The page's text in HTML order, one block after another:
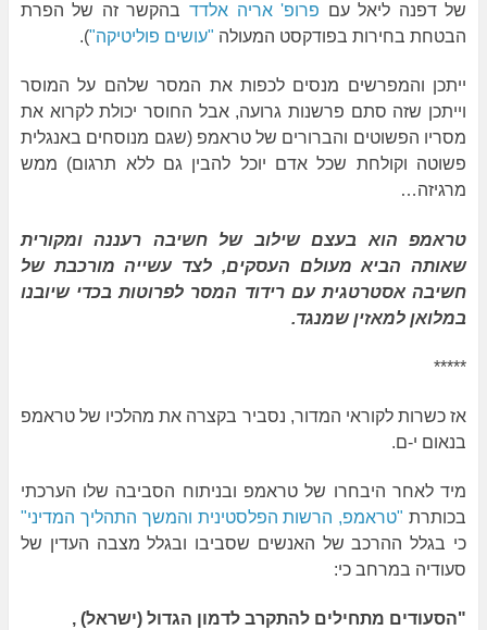
של דפנה ליאל עם פרופ' אריה אלדד בהקשר זה של הפרת
הבטחת בחירות בפודקסט המעולה "עושים פוליטיקה").
ייתכן והמפרשים מנסים לכפות את המסר שלהם על המוסר
וייתכן שזה סתם פרשנות גרועה, אבל החוסר יכולת לקרוא את
מסריו הפשוטים והברורים של טראמפ (שגם מנוסחים באנגלית
פשוטה וקולחת שכל אדם יוכל להבין גם ללא תרגום) ממש
מרגיזה…
טראמפ הוא בעצם שילוב של חשיבה רעננה ומקורית
שאותה הביא מעולם העסקים, לצד עשייה מורכבת של
חשיבה אסטרטגית עם רידוד המסר לפרוטות בכדי שיובנו
במלואן למאזין שמנגד.
*****
אז כשרות לקוראי המדור, נסביר בקצרה את מהלכיו של טראמפ
בנאום י-ם.
מיד לאחר היבחרו של טראמפ ובניתוח הסביבה שלו הערכתי
בכותרת"טראמפ, הרשות הפלסטינית והמשך התהליך המדיני"
כי בגלל ההרכב של האנשים שסביבו ובגלל מצבה העדין של
סעודיה במרחב כי:
"הסעודים מתחילים להתקרב לדמון הגדול (ישראל) ,